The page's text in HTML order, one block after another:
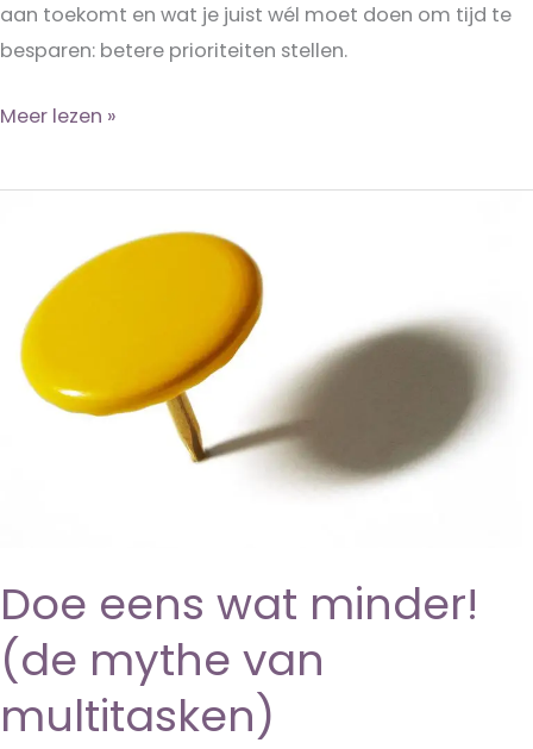
aan toekomt en wat je juist wél moet doen om tijd te
besparen: betere prioriteiten stellen.
Betere
stellen
Meer lezen »
Doe eens wat minder!
(de mythe van
multitasken)